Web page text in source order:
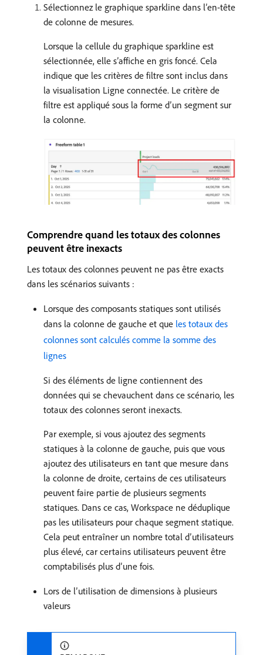
Sélectionnez le graphique sparkline dans l’en-tête
de colonne de mesures.
Lorsque la cellule du graphique sparkline est
sélectionnée, elle s’affiche en gris foncé. Cela
indique que les critères de filtre sont inclus dans
la visualisation Ligne connectée. Le critère de
filtre est appliqué sous la forme d’un segment sur
la colonne.
Comprendre quand les totaux des colonnes
peuvent être inexacts
Les totaux des colonnes peuvent ne pas être exacts
dans les scénarios suivants :
Lorsque des composants statiques sont utilisés
dans la colonne de gauche et que les totaux des
colonnes sont calculés comme la somme des
lignes
Si des éléments de ligne contiennent des
données qui se chevauchent dans ce scénario, les
totaux des colonnes seront inexacts.
Par exemple, si vous ajoutez des segments
statiques à la colonne de gauche, puis que vous
ajoutez des utilisateurs en tant que mesure dans
la colonne de droite, certains de ces utilisateurs
peuvent faire partie de plusieurs segments
statiques. Dans ce cas, Workspace ne déduplique
pas les utilisateurs pour chaque segment statique.
Cela peut entraîner un nombre total d’utilisateurs
plus élevé, car certains utilisateurs peuvent être
comptabilisés plus d’une fois.
Lors de l’utilisation de dimensions à plusieurs
valeurs